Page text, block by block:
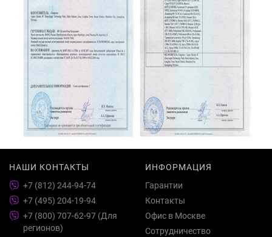
НАШИ КОНТАКТЫ
+7 (812) 244-94-74
+7 (495) 204-19-94
+7 (800) 707-62-97 (Для
регионов)
ИНФОРМАЦИЯ
Гарантии
Контакты
Офис в Москве
Сотрудничество